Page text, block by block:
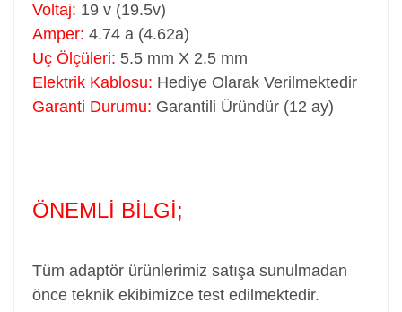
Voltaj: 19 v (19.5v)
Amper: 4.74 a (4.62a)
Uç Ölçüleri: 5.5 mm X 2.5 mm
Elektrik Kablosu: Hediye Olarak Verilmektedir
Garanti Durumu: Garantili Üründür (12 ay)
ÖNEMLİ BİLGİ;
Tüm adaptör ürünlerimiz satışa sunulmadan
önce teknik ekibimizce test edilmektedir.